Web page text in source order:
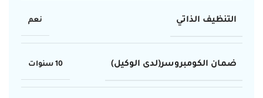
التنظيف الذاتي نعم
ضمان الكومبروسر(لدى الوكيل) 10 سنوات